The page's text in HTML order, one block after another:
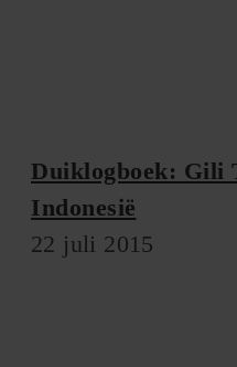
Duiklogboek: Gili
Indonesië
22 juli 2015